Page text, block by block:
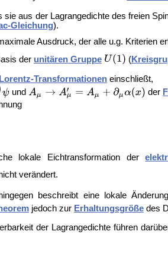
aus der Lagrangedichte des freien
Gleichung).
Ausdruck, der alle u.g. Kriterien
der unitären Gruppe (
Lorentz-Transformationeneinschließt,
und der
lokale Eichtransformation der
verändert.
beschreibt eine lokale
jedoch zur Erhaltungsgrößedes
der Lagrangedichte führen